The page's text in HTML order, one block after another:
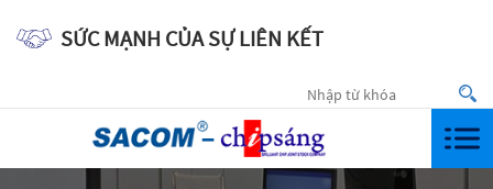
SỨC MẠNH CỦA SỰ LIÊN KẾT